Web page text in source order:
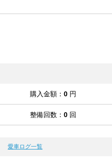
購入金額： 0 円
整備回数： 0 回
愛車ログ一覧